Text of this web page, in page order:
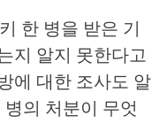
한 병을 받은 기
지 알지 못한다고
에 대한 조사도 알
의 처분이 무엇